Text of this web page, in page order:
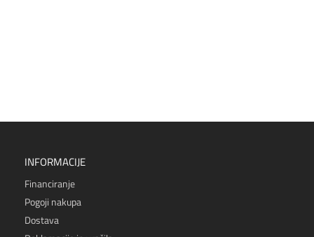
INFORMACIJE
Financiranje
Pogoji nakupa
Dostava